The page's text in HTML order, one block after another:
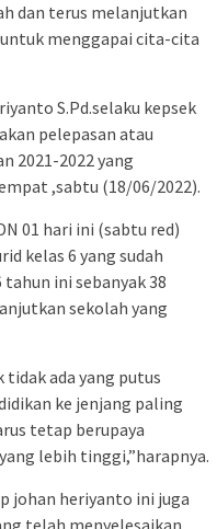
dan terus melanjutkan
menggapai cita-cita
S.Pd.selaku kepsek
pelepasan atau
2021-2022 yang
,sabtu (18/06/2022).
01 hari ini (sabtu red)
kelas 6 yang sudah
ini sebanyak 38
sekolah yang
tidak ada yang putus
ke jenjang paling
tetap berupaya
lebih tinggi,”harapnya.
johan heriyanto ini juga